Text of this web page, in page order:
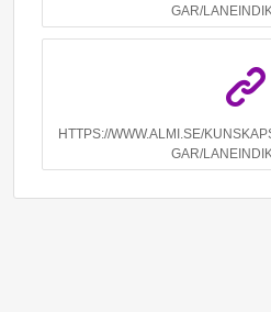
GAR/
HTTPS://WWW.ALMI.SE/
GAR/